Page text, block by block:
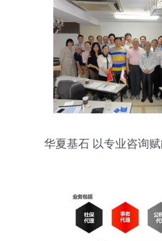
华夏基石 以专业咨询